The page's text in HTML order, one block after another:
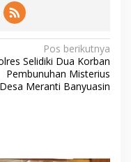
Pos berikutnya
Selidiki Dua Korban
Pembunuhan Misterius
Desa Meranti Banyuasin